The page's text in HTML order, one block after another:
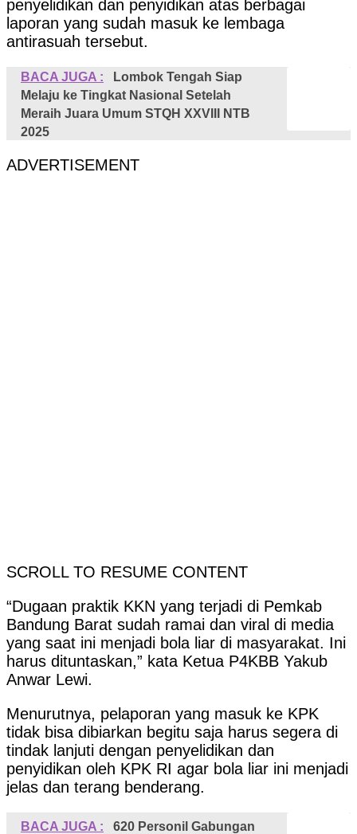
penyelidikan dan penyidikan atas berbagai
laporan yang sudah masuk ke lembaga
antirasuah tersebut.
BACA JUGA :
Lombok Tengah Siap
Melaju ke Tingkat Nasional Setelah
Meraih Juara Umum STQH XXVIII NTB
2025
ADVERTISEMENT
SCROLL TO RESUME CONTENT
“Dugaan praktik KKN yang terjadi di Pemkab
Bandung Barat sudah ramai dan viral di media
yang saat ini menjadi bola liar di masyarakat. Ini
harus dituntaskan,” kata Ketua P4KBB Yakub
Anwar Lewi.
Menurutnya, pelaporan yang masuk ke KPK
tidak bisa dibiarkan begitu saja harus segera di
tindak lanjuti dengan penyelidikan dan
penyidikan oleh KPK RI agar bola liar ini menjadi
jelas dan terang benderang.
BACA JUGA :
620 Personil Gabungan